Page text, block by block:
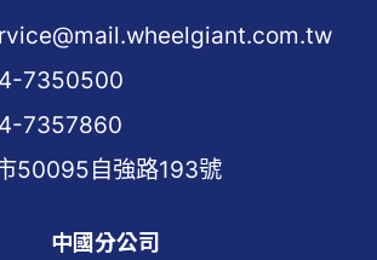
7350500
7357860
50095自強路193號
中國分公司